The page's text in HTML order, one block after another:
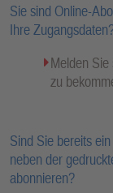
Sie sind Online-
Ihre
Melden
zu
Sind Sie bereits
neben der
abonnieren?